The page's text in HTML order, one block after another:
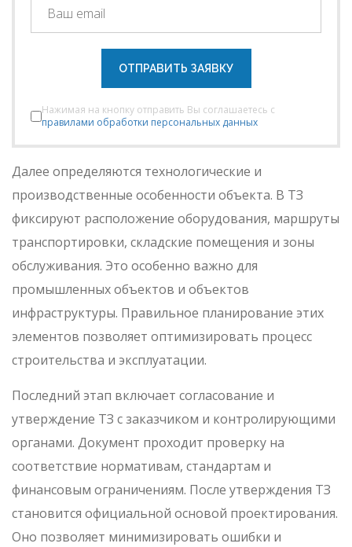
ОТПРАВИТЬ ЗАЯВКУ
Нажимая на кнопку отправить Вы соглашаетесь с
правилами обработки персональных данных
Далее определяются технологические и
производственные особенности объекта. В ТЗ
фиксируют расположение оборудования, маршруты
транспортировки, складские помещения и зоны
обслуживания. Это особенно важно для
промышленных объектов и объектов
инфраструктуры. Правильное планирование этих
элементов позволяет оптимизировать процесс
строительства и эксплуатации.
Последний этап включает согласование и
утверждение ТЗ с заказчиком и контролирующими
органами. Документ проходит проверку на
соответствие нормативам, стандартам и
финансовым ограничениям. После утверждения ТЗ
становится официальной основой проектирования.
Оно позволяет минимизировать ошибки и